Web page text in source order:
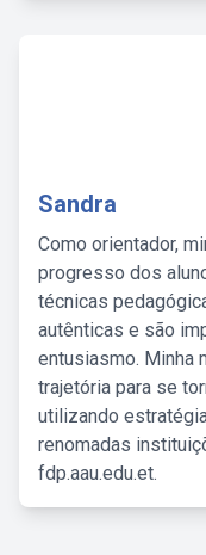
Sandra
Como orientador,
progresso dos
técnicas
autênticas e são
entusiasmo. Minha
trajetória para se
utilizando
renomadas
fdp.aau.edu.et.